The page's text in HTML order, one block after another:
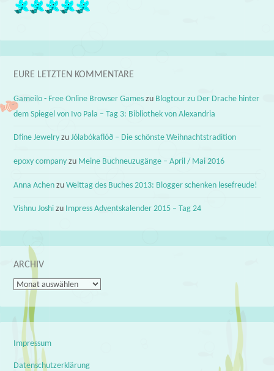
EURE LETZTEN KOMMENTARE
Gameilo - Free Online Browser Games zu Blogtour zu Der Drache hinter
dem Spiegel von Ivo Pala – Tag 3: Bibliothek von Alexandria
Dfine Jewelry zuJólabókaflóð – Die schönste Weihnachtstradition
epoxy company zu Meine Buchneuzugänge – April / Mai 2016
Anna Achen zuWelttag des Buches 2013: Blogger schenken lesefreude!
Vishnu Joshi zu Impress Adventskalender 2015 – Tag 24
ARCHIV
Archiv
Impressum
Datenschutzerklärung